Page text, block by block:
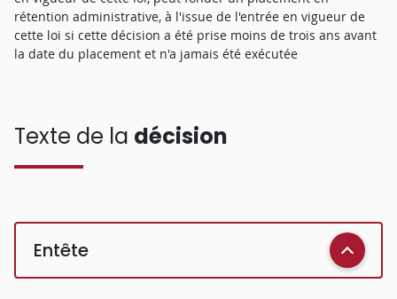
rétention administrative, à l'issue de l'entrée en vigueur de
cette loi si cette décision a été prise moins de trois ans avant
la date du placement et n'a jamais été exécutée
Texte de la décision
Entête